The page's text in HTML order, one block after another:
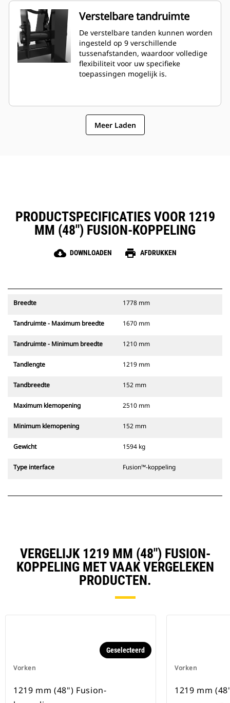
Verstelbare tandruimte
De verstelbare tanden kunnen worden
ingesteld op 9 verschillende
tussenafstanden, waardoor volledige
flexibiliteit voor uw specifieke
toepassingen mogelijk is.
Meer Laden
PRODUCTSPECIFICATIES VOOR 1219
MM (48") FUSION-KOPPELING
cloud_download DOWNLOADEN print AFDRUKKEN
Breedte 1778 mm
Tandruimte - Maximum breedte 1670 mm
Tandruimte - Minimum breedte 1210 mm
Tandlengte 1219 mm
Tandbreedte 152 mm
Maximum klemopening 2510 mm
Minimum klemopening 152 mm
Gewicht 1594 kg
Type interface Fusion™-koppeling
VERGELIJK 1219 MM (48") FUSION-
KOPPELING MET VAAK VERGELEKEN
PRODUCTEN.
Vorken
Geselecteerd
1219 mm (48") Fusion-
Vorken
1219 mm